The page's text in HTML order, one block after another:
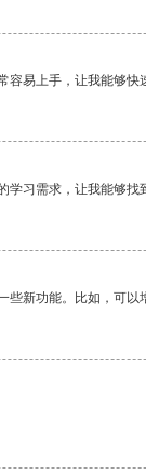
易上手，让我能够快
习需求，让我能够找
新功能。比如，可